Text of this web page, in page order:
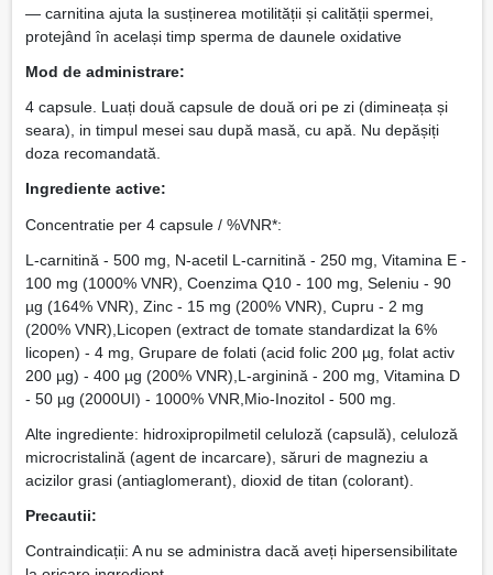
— carnitina ajuta la susținerea motilității și calității spermei,
protejând în același timp sperma de daunele oxidative
Mod de administrare:
4 capsule. Luați două capsule de două ori pe zi (dimineața și
seara), in timpul mesei sau după masă, cu apă. Nu depășiți
doza recomandată.
Ingrediente active:
Concentratie per 4 capsule / %VNR*:
L-carnitină - 500 mg, N-acetil L-carnitină - 250 mg, Vitamina E -
100 mg (1000% VNR), Coenzima Q10 - 100 mg, Seleniu - 90
µg (164% VNR), Zinc - 15 mg (200% VNR), Cupru - 2 mg
(200% VNR),Licopen (extract de tomate standardizat la 6%
licopen) - 4 mg, Grupare de folati (acid folic 200 µg, folat activ
200 µg) - 400 µg (200% VNR),L-arginină - 200 mg, Vitamina D
- 50 µg (2000UI) - 1000% VNR,Mio-Inozitol - 500 mg.
Alte ingrediente: hidroxipropilmetil celuloză (capsulă), celuloză
microcristalină (agent de incarcare), săruri de magneziu a
acizilor grasi (antiaglomerant), dioxid de titan (colorant).
Precautii:
Contraindicații: A nu se administra dacă aveți hipersensibilitate